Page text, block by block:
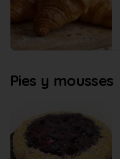
Pies y mousses